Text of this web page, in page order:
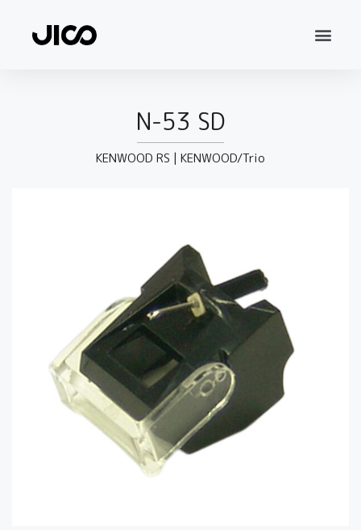
N-53 SD
KENWOOD RS | KENWOOD/Trio